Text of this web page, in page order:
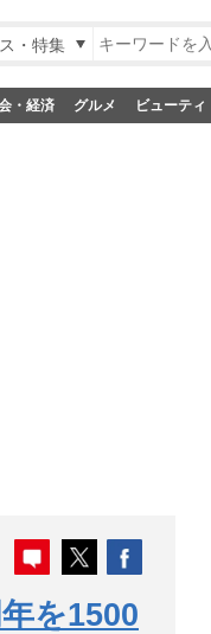
・特集
・経済 グルメ ビューティ
を1500